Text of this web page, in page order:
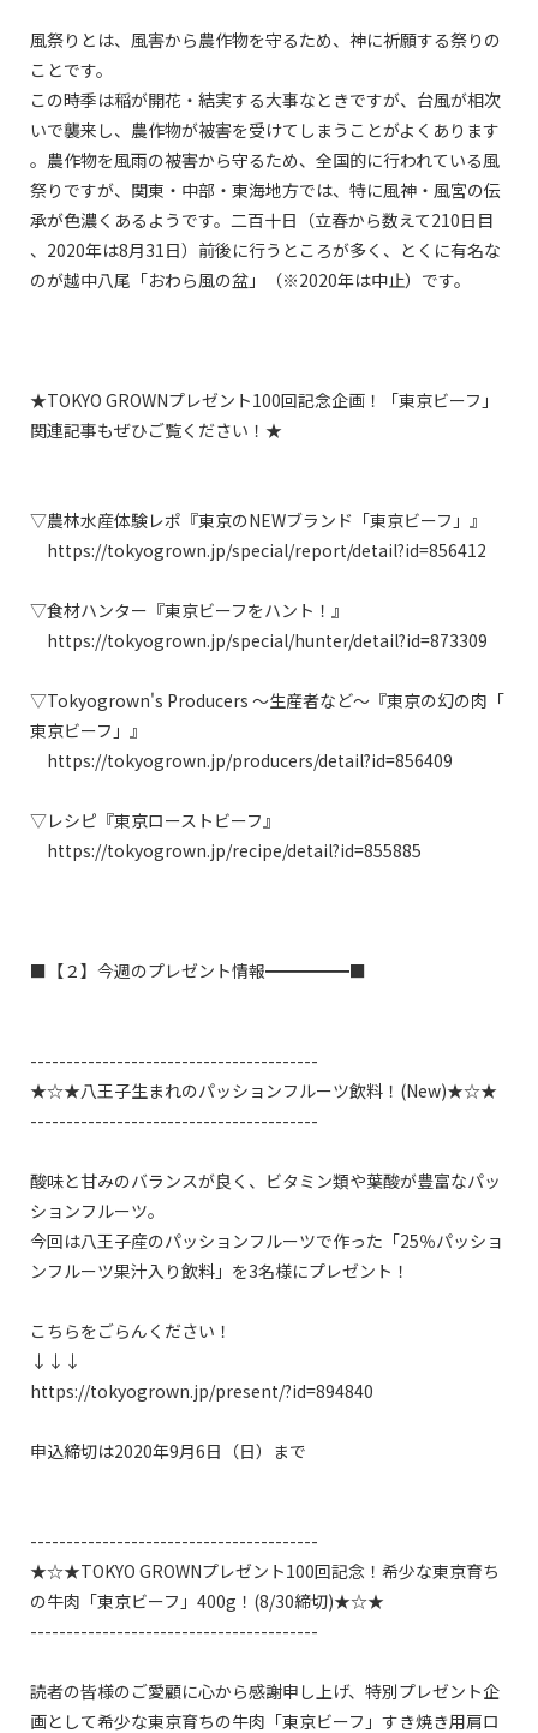
風祭りとは、風害から農作物を守るため、神に祈願する祭りの
ことです。
この時季は稲が開花・結実する大事なときですが、台風が相次
いで襲来し、農作物が被害を受けてしまうことがよくあります
。農作物を風雨の被害から守るため、全国的に行われている風
祭りですが、関東・中部・東海地方では、特に風神・風宮の伝
承が色濃くあるようです。二百十日（立春から数えて210日目
、2020年は8月31日）前後に行うところが多く、とくに有名な
のが越中八尾「おわら風の盆」（※2020年は中止）です。
★TOKYO GROWNプレゼント100回記念企画！「東京ビーフ」
関連記事もぜひご覧ください！★
▽農林水産体験レポ『東京のNEWブランド「東京ビーフ」』
https://tokyogrown.jp/special/report/detail?id=856412
▽食材ハンター『東京ビーフをハント！』
https://tokyogrown.jp/special/hunter/detail?id=873309
▽Tokyogrown's Producers ～生産者など～『東京の幻の肉「
東京ビーフ」』
https://tokyogrown.jp/producers/detail?id=856409
▽レシピ『東京ローストビーフ』
https://tokyogrown.jp/recipe/detail?id=855885
■【２】今週のプレゼント情報━━━━━■
----------------------------------------
★☆★八王子生まれのパッションフルーツ飲料！(New)★☆★
----------------------------------------
酸味と甘みのバランスが良く、ビタミン類や葉酸が豊富なパッ
ションフルーツ。
今回は八王子産のパッションフルーツで作った「25％パッショ
ンフルーツ果汁入り飲料」を3名様にプレゼント！
こちらをごらんください！
↓↓↓
https://tokyogrown.jp/present/?id=894840
申込締切は2020年9月6日（日）まで
----------------------------------------
★☆★TOKYO GROWNプレゼント100回記念！希少な東京育ち
の牛肉「東京ビーフ」400g！(8/30締切)★☆★
----------------------------------------
読者の皆様のご愛顧に心から感謝申し上げ、特別プレゼント企
画として希少な東京育ちの牛肉「東京ビーフ」すき焼き用肩ロ